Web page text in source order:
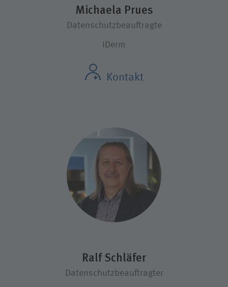
Michaela Prues
Datenschutzbeauftragte
iDerm
Kontakt
Ralf Schläfer
Datenschutzbeauftragter